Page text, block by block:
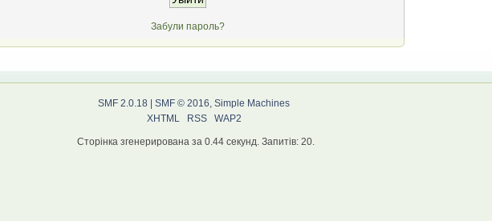
Забули пароль?
SMF 2.0.18 SMF © 2016 Simple Machines
XHTML
RSS WAP2
Сторінка згенерирована за 0.44 секунд. Запитів: 20.